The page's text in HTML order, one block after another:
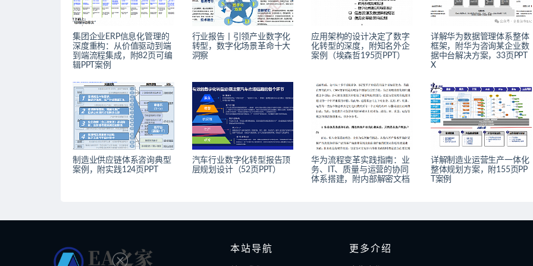
集团企业ERP信息化管理的
深度重构：从价值驱动到端
到端流程集成，附82页可编
辑PPT案例
行业报告丨引领产业数字化
转型，数字化场景革命十大
洞察
应用架构的设计决定了数字
化转型的深度，附知名外企
案例（埃森哲195页PPT）
详解华为数据管理体系整体
框架，附华为咨询某企业数
据中台解决方案，33页PPT
X
制造业供应链体系咨询典型
案例，附实践124页PPT
汽车行业数字化转型报告顶
层规划设计（52页PPT）
华为流程变革实践指南：业
务、IT、质量与运营的协同
体系搭建，附内部解密文档
详解制造业运营生产一体化
整体规划方案，附155页PP
T案例
本站导航 更多介绍